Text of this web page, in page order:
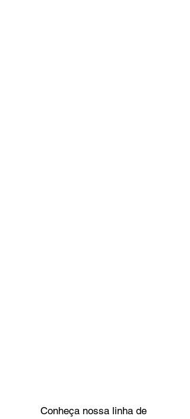
Conheça nossa linha de